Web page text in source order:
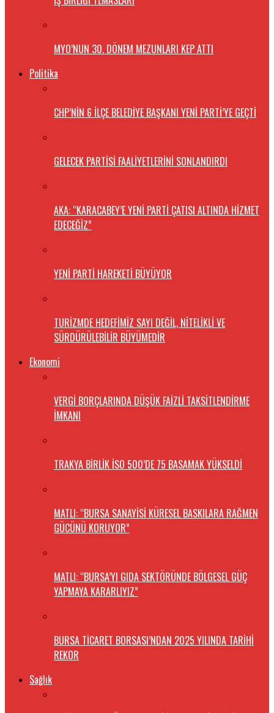
MYO’NUN 30. DÖNEM MEZUNLARI KEP ATTI
Politika
CHP’NİN 6 İLÇE BELEDİYE BAŞKANI YENİ PARTİ’YE GEÇTİ
GELECEK PARTİSİ FAALİYETLERİNİ SONLANDIRDI
AKA: “KARACABEY’E YENİ PARTİ ÇATISI ALTINDA HİZMET
EDECEĞİZ”
YENİ PARTİ HAREKETİ BÜYÜYOR
TURİZMDE HEDEFİMİZ SAYI DEĞİL, NİTELİKLİ VE
SÜRDÜRÜLEBİLİR BÜYÜMEDİR
Ekonomi
VERGİ BORÇLARINDA DÜŞÜK FAİZLİ TAKSİTLENDİRME
İMKANI
TRAKYA BİRLİK İSO 500’DE 75 BASAMAK YÜKSELDİ
MATLI: “BURSA SANAYİSİ KÜRESEL BASKILARA RAĞMEN
GÜCÜNÜ KORUYOR”
MATLI: “BURSA’YI GIDA SEKTÖRÜNDE BÖLGESEL GÜÇ
YAPMAYA KARARLIYIZ”
BURSA TİCARET BORSASI’NDAN 2025 YILINDA TARİHİ
REKOR
Sağlık